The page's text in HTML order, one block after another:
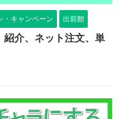
・キャンペーン 出前館
紹介、ネット注文、単